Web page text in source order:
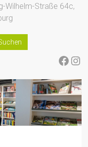
Wilhelm-Straße 64c,